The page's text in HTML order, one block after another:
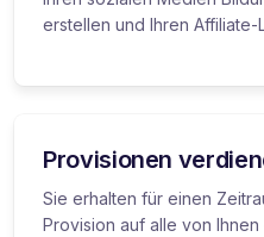
erstellen und Ihren Affiliate-
Provisionen
Sie erhalten für einen
Provision auf alle von